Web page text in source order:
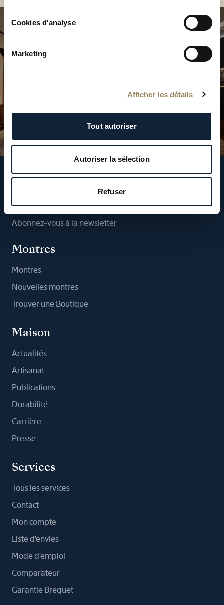
Cookies d'analyse
Marketing
Afficher les détails
Tout autoriser
Autoriser la sélection
Refuser
Suivez-nous
Abonnez-vous à la newsletter
Montres
Montres
Nouvelles montres
Trouver une Boutique
Maison
Actualités
Artisanat
Publications
Durabilité
Carrière
Presse
Services
Tous les services
Contact
Mon compte
Liste d'envies
Mode d'emploi
Comparateur
Garantie Breguet